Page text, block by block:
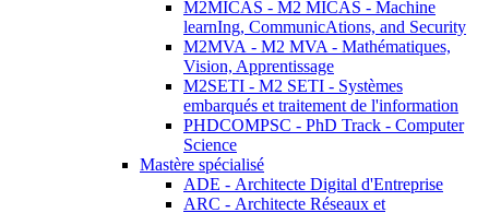
M2MICAS - M2 MICAS - Machine
learnIng, CommunicAtions, and Security
M2MVA - M2 MVA - Mathématiques,
Vision, Apprentissage
M2SETI - M2 SETI - Systèmes
embarqués et traitement de l'information
PHDCOMPSC - PhD Track - Computer
Science
Mastère spécialisé
ADE - Architecte Digital d'Entreprise
ARC - Architecte Réseaux et